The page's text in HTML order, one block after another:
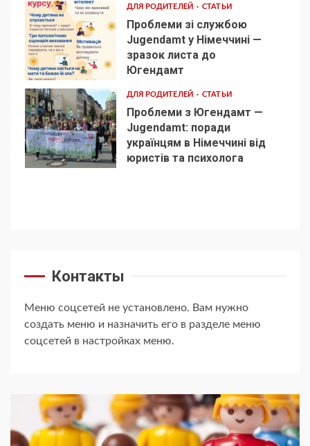
4
ДЛЯ РОДИТЕЛЕЙ СТАТЬИ
Проблеми зі службою
Jugendamt у Німеччині —
зразок листа до
Югендамт
5
ДЛЯ РОДИТЕЛЕЙ СТАТЬИ
Проблеми з Югендамт —
Jugendamt: поради
українцям в Німеччині від
юристів та психолога
Контакты
Меню соцсетей не установлено. Вам нужно
создать меню и назначить его в разделе меню
соцсетей в настройках меню.